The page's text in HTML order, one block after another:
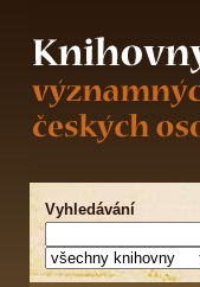
Vyhledávání